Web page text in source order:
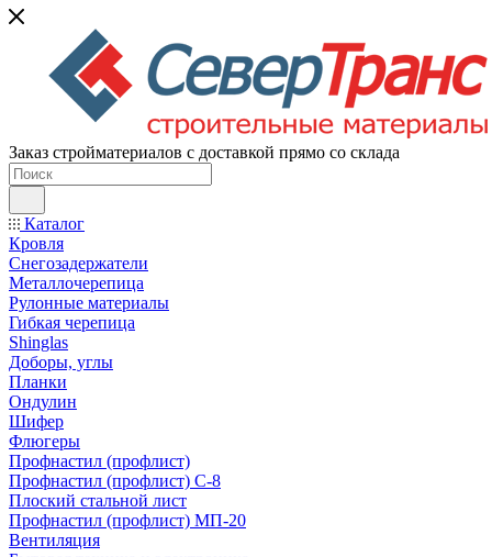
Заказ стройматериалов с доставкой прямо со склада
Каталог
Кровля
Снегозадержатели
Металлочерепица
Рулонные материалы
Гибкая черепица
Shinglas
Доборы, углы
Планки
Ондулин
Шифер
Флюгеры
Профнастил (профлист)
Профнастил (профлист) С-8
Плоский стальной лист
Профнастил (профлист) МП-20
Вентиляция